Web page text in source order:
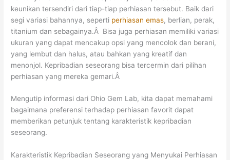
keunikan tersendiri dari tiap-tiap perhiasan tersebut. Baik dari
segi variasi bahannya, seperti perhiasan emas, berlian, perak,
titanium dan sebagainya.Â Bisa juga perhiasan memiliki variasi
ukuran yang dapat mencakup opsi yang mencolok dan berani,
yang lembut dan halus, atau bahkan yang kreatif dan
menonjol. Kepribadian seseorang bisa tercermin dari pilihan
perhiasan yang mereka gemari.Â
Mengutip informasi dari Ohio Gem Lab, kita dapat memahami
bagaimana preferensi terhadap perhiasan favorit dapat
memberikan petunjuk tentang karakteristik kepribadian
seseorang.
Karakteristik Kepribadian Seseorang yang Menyukai Perhiasan